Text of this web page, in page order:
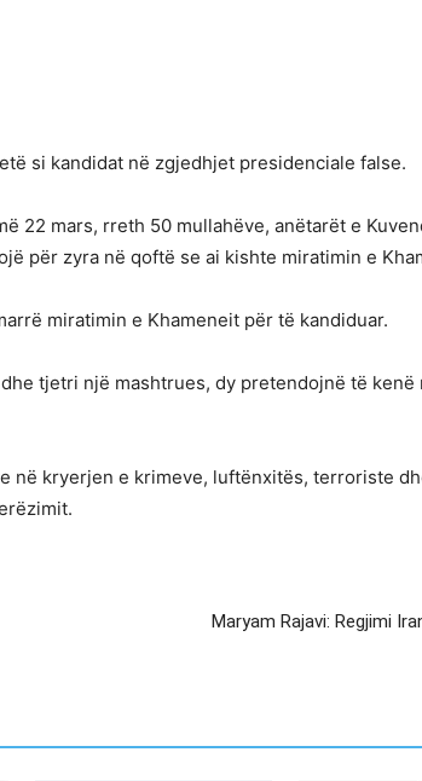
si kandidat në zgjedhjet presidenciale false.
22 mars, rreth 50 mullahëve, anëtarët e
për zyra në qoftë se ai kishte miratimin e
miratimin e Khameneit për të kandiduar.
tjetri një mashtrues, dy pretendojnë të
në kryerjen e krimeve, luftënxitës, terroriste
Maryam Rajavi: Regjimi